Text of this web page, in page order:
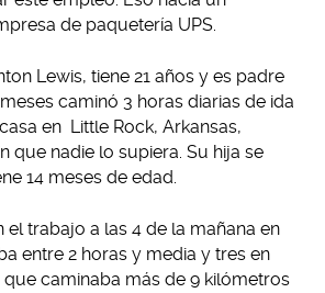
de paquetería UPS.
Lewis, tiene 21 años y es padre
caminó 3 horas diarias de ida
en Little Rock, Arkansas,
que nadie lo supiera. Su hija se
14 meses de edad.
el trabajo a las 4 de la mañana en
entre 2 horas y media y tres en
que caminaba más de 9 kilómetros